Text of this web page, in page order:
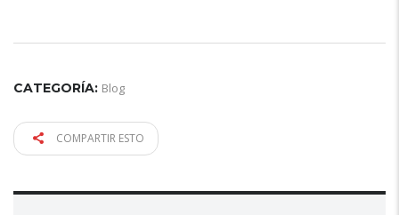
CATEGORÍA: Blog
COMPARTIR ESTO